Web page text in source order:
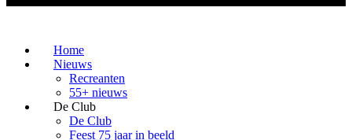
Home
Nieuws
Recreanten
55+ nieuws
De Club
De Club
Feest 75 jaar in beeld